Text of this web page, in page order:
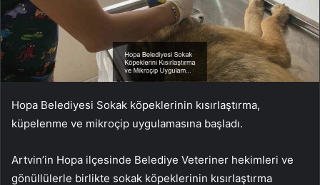
Hopa Belediyesi Sokak köpeklerinin kısırlaştırma,
küpelenme ve mikroçip uygulamasına başladı.
Artvin’in Hopa ilçesinde Belediye Veteriner hekimleri ve
gönüllülerle birlikte sokak köpeklerinin kısırlaştırma